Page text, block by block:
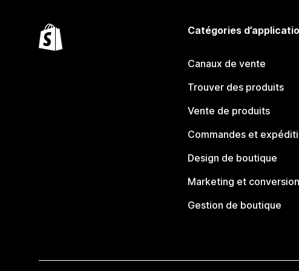
Catégories
Canaux de vente
Trouver des produits
Vente de produits
Commandes et
Design de boutique
Marketing et conversion
Gestion de boutique